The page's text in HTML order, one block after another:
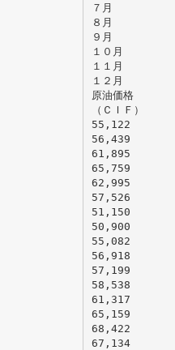
７月
８月
９月
１０月
１１月
１２月
原油価格
（ＣＩＦ）
55,122
56,439
61,895
65,759
62,995
57,526
51,150
50,900
55,082
56,918
57,199
58,538
61,317
65,159
68,422
67,134